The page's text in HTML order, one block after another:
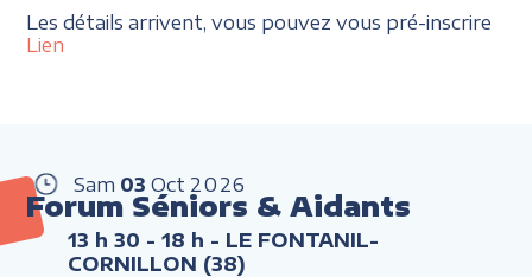
Les détails arrivent, vous pouvez vous pré-inscrire
Lien
Sam 03 Oct 2026
Forum Séniors & Aidants
13 h 30 - 18 h - LE FONTANIL-
CORNILLON (38)